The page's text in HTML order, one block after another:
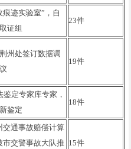
痕迹实验室”，自
证组
23件
州处签订数据调
19件
鉴定专家库专家，
鉴定
18件
交通事故赔偿计算
市交警事故大队推 15件